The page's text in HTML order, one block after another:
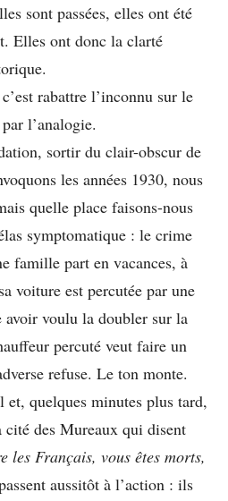
sont passées, elles ont été
Elles ont donc la clarté
rabattre l’inconnu sur le
l’analogie.
sortir du clair-obscur de
les années 1930, nous
quelle place faisons-nous
symptomatique : le crime
famille part en vacances, à
voiture est percutée par une
voulu la doubler sur la
percuté veut faire un
refuse. Le ton monte.
quelques minutes plus tard,
cité des Mureaux qui disent
les Français, vous êtes morts,
aussitôt à l’action : ils